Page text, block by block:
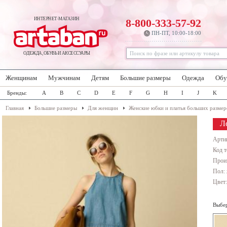
ИНТЕРНЕТ-МАГАЗИН
ОДЕЖДА, ОБУВЬ И АКСЕССУАРЫ
8-800-333-57-92
ПН-ПТ, 10:00-18:00
Женщинам Мужчинам Детям Большие размеры Одежда
Бренды: A B C D E F G H I J K
Главная Большие размеры Для женщин Женские юбки и платья больших
Код
Пол: